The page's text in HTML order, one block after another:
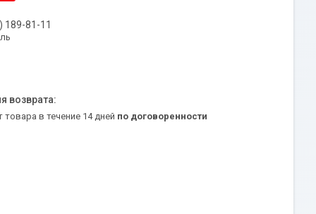
189-81-11
товара в течение 14 дней по договоренности